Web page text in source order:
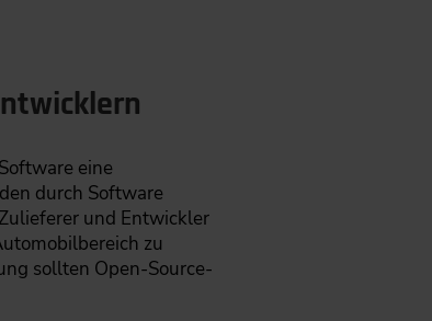
eine
durch Software
und Entwickler
zu
sollten Open-Source-